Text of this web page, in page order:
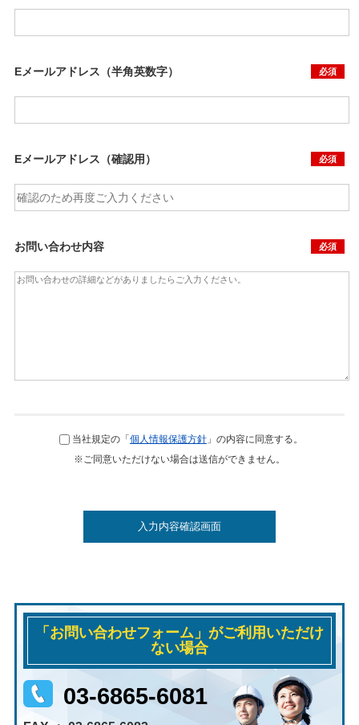
Eメールアドレス（半角英数字） 必須
Eメールアドレス（確認用） 必須
お問い合わせ内容 必須
当社規定の「個人情報保護方針 」の内容に同意する。
※ご同意いただけない場合は送信ができません。
「お問い合わせフォーム」がご利用いただけ
ない場合
03-6865-6081